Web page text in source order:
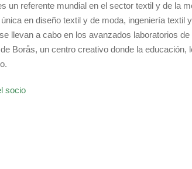
un referente mundial en el sector textil y de la
en diseño textil y de moda, ingeniería
llevan a cabo en los avanzados laboratorios
Borås, un centro creativo donde la
socio